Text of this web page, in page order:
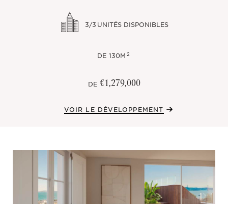
3/3 UNITÉS DISPONIBLES
DE 130M2
DE €1,279,000
VOIR LE DÉVELOPPEMENT